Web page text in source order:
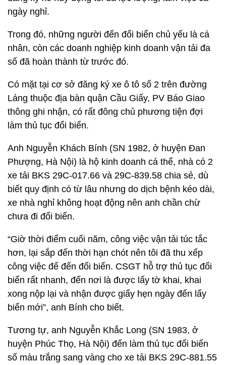
ngày nghỉ.
Trong đó, những người đến đổi biển chủ yếu là cá
nhân, còn các doanh nghiệp kinh doanh vận tải đa
số đã hoàn thành từ trước đó.
Có mặt tại cơ sở đăng ký xe ô tô số 2 trên đường
Láng thuộc địa bàn quận Cầu Giấy, PV Báo Giao
thông ghi nhận, có rất đông chủ phương tiện đợi
làm thủ tục đổi biển.
Anh Nguyễn Khách Bính (SN 1982, ở huyện Đan
Phượng, Hà Nội) là hộ kinh doanh cá thể, nhà có 2
xe tải BKS 29C-017.66 và 29C-839.58 chia sẻ, dù
biết quy định có từ lâu nhưng do dịch bệnh kéo dài,
xe nhà nghỉ không hoạt động nên anh chần chừ
chưa đi đổi biển.
“Giờ thời điểm cuối năm, công việc vận tải túc tắc
hơn, lại sắp đến thời hạn chót nên tôi đã thu xếp
công việc để đến đổi biển. CSGT hỗ trợ thủ tục đổi
biển rất nhanh, đến nơi là được lấy tờ khai, khai
xong nộp lại và nhận được giấy hẹn ngày đến lấy
biển mới”, anh Bính cho biết.
Tương tự, anh Nguyễn Khắc Long (SN 1983, ở
huyện Phúc Thọ, Hà Nội) đến làm thủ tục đổi biển
số màu trắng sang vàng cho xe tải BKS 29C-881.55